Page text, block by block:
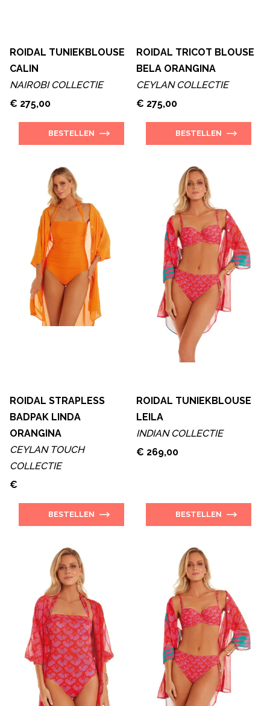
ROIDAL TUNIEKBLOUSE
CALIN
NAIROBI COLLECTIE
€ 275,00
BESTELLEN
ROIDAL TRICOT BLOUSE
BELA ORANGINA
CEYLAN COLLECTIE
€ 275,00
BESTELLEN
ROIDAL STRAPLESS
BADPAK LINDA
ORANGINA
CEYLAN TOUCH
COLLECTIE
€
BESTELLEN
ROIDAL TUNIEKBLOUSE
LEILA
INDIAN COLLECTIE
€ 269,00
BESTELLEN